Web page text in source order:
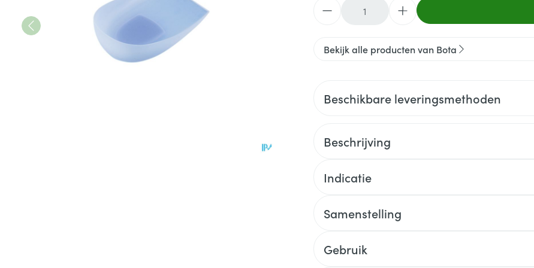
Bekijk alle producten van Bota
Beschikbare leveringsmethoden
Beschrijving
Indicatie
Samenstelling
Gebruik